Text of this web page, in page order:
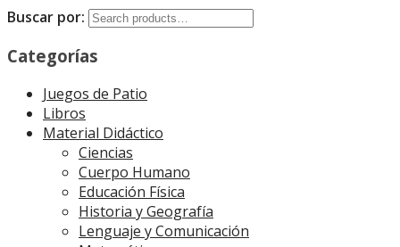
Buscar por:
Categorías
Juegos de Patio
Libros
Material Didáctico
Ciencias
Cuerpo Humano
Educación Física
Historia y Geografía
Lenguaje y Comunicación